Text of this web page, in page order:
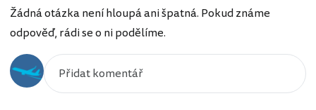
Žádná otázka není hloupá ani špatná. Pokud známe
odpověď, rádi se o ni podělíme.